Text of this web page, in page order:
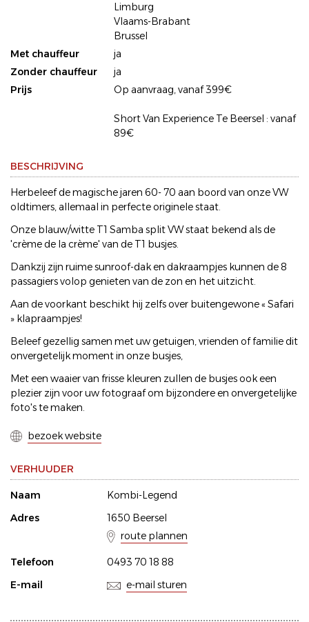
Limburg
Vlaams-Brabant
Brussel
Met chauffeur
ja
Zonder chauffeur
ja
Prijs
Op aanvraag, vanaf 399€
Short Van Experience Te Beersel : vanaf
89€
BESCHRIJVING
Herbeleef de magische jaren 60- 70 aan boord van onze VW
oldtimers, allemaal in perfecte originele staat.
Onze blauw/witte T1 Samba split VW staat bekend als de
'crème de la crème' van de T1 busjes.
Dankzij zijn ruime sunroof-dak en dakraampjes kunnen de 8
passagiers volop genieten van de zon en het uitzicht.
Aan de voorkant beschikt hij zelfs over buitengewone « Safari
» klapraampjes!
Beleef gezellig samen met uw getuigen, vrienden of familie dit
onvergetelijk moment in onze busjes,
Met een waaier van frisse kleuren zullen de busjes ook een
plezier zijn voor uw fotograaf om bijzondere en onvergetelijke
foto's te maken.
bezoek website
VERHUUDER
Naam
Kombi-Legend
Adres
1650 Beersel
route plannen
Telefoon
0493 70 18 88
E-mail
e-mail sturen